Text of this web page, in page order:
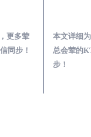
更多荤
同步！
本文详细
总会荤的
步！